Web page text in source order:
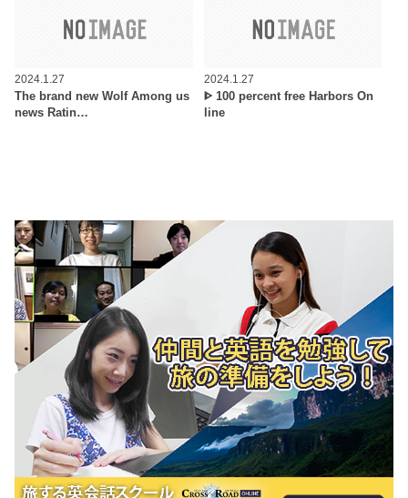
2024.1.27
The brand new Wolf Among us
news Ratin…
2024.1.27
ᐈ 100 percent free Harbors On
line